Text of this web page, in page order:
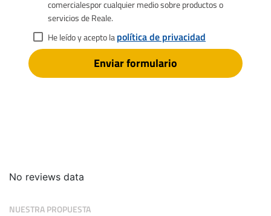
comercialespor cualquier medio sobre productos o
servicios de Reale.
He leído y acepto lapolítica de privacidad
NUESTRA PROPUESTA